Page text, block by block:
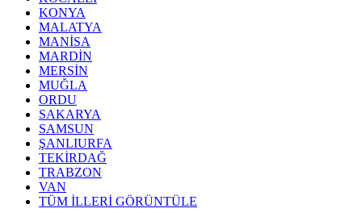
KONYA
MALATYA
MANİSA
MARDİN
MERSİN
MUĞLA
ORDU
SAKARYA
SAMSUN
ŞANLIURFA
TEKİRDAĞ
TRABZON
VAN
TÜM İLLERİ GÖRÜNTÜLE